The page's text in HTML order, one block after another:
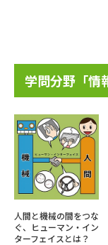
学問分野「情
人間と機械の間をつな
ぐ、ヒューマン・イン
ターフェイスとは？